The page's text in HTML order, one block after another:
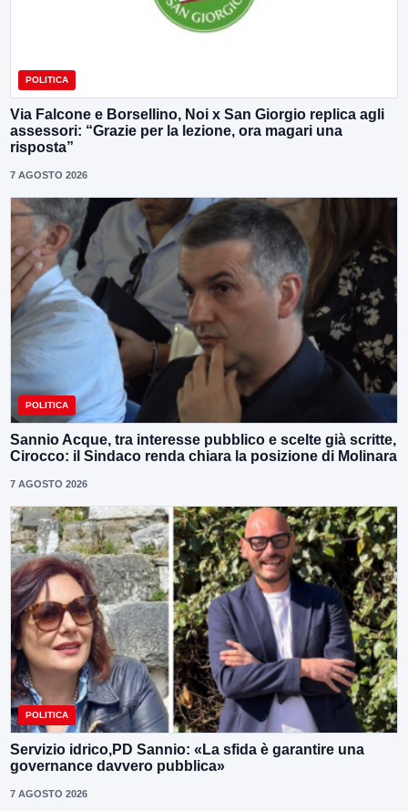
POLITICA
Via Falcone e Borsellino, Noi x San Giorgio replica agli
assessori: “Grazie per la lezione, ora magari una
risposta”
7 AGOSTO 2026
POLITICA
Sannio Acque, tra interesse pubblico e scelte già scritte,
Cirocco: il Sindaco renda chiara la posizione di Molinara
7 AGOSTO 2026
POLITICA
Servizio idrico,PD Sannio: «La sfida è garantire una
governance davvero pubblica»
7 AGOSTO 2026